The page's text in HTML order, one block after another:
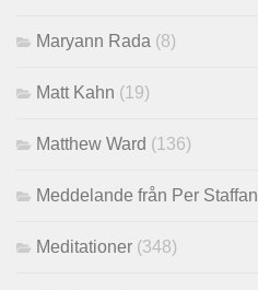
Maryann Rada (8)
Matt Kahn (19)
Matthew Ward (136)
Meddelande från Per Staffan
Meditationer (348)